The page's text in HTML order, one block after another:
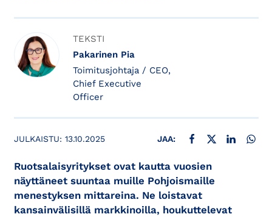
TEKSTI
Pakarinen Pia
Toimitusjohtaja / CEO,
Chief Executive
Officer
JULKAISTU: 13.10.2025 JAA: JAA FACEBOOKISSA
JAA X:SSÄ JAA
Ruotsalaisyritykset ovat kautta vuosien
näyttäneet suuntaa muille Pohjoismaille
menestyksen mittareina. Ne loistavat
kansainvälisillä markkinoilla, houkuttelevat